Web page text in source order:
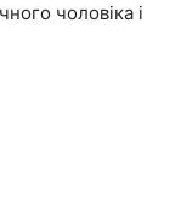
чоловіка і